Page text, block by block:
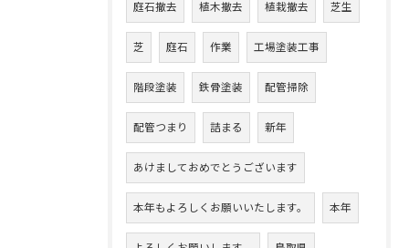
庭石撤去 植木撤去 植栽撤去 芝生
芝 庭石 作業 工場塗装工事
階段塗装 鉄骨塗装 配管掃除
配管つまり 詰まる 新年
あけましておめでとうございます
本年もよろしくお願いいたします。 本年